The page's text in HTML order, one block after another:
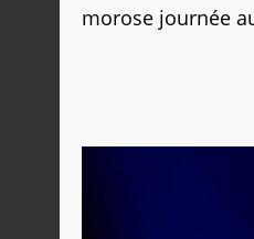
morose journée